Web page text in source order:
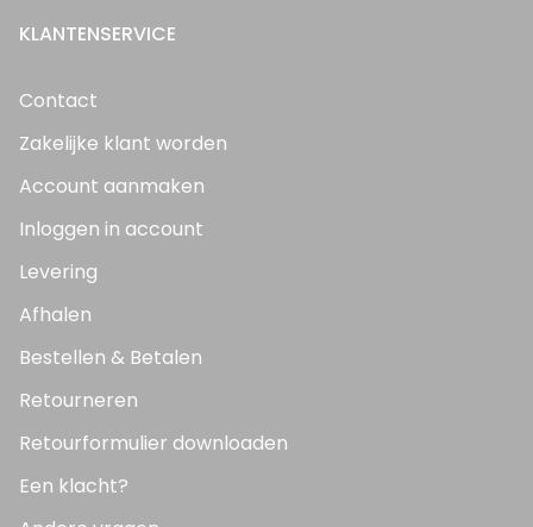
KLANTENSERVICE
Contact
Zakelijke klant worden
Account aanmaken
Inloggen in account
Levering
Afhalen
Bestellen & Betalen
Retourneren
Retourformulier downloaden
Een klacht?